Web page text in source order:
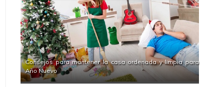
Consejos para mantener la casa ordenada y limpia para
Año Nuevo